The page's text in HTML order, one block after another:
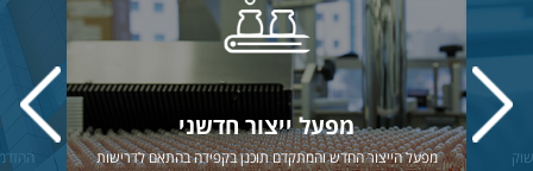
מפעל ייצור חדשני
מפעל הייצור החדש והמתקדם תוכנן בקפידה בהתאם לדרישות